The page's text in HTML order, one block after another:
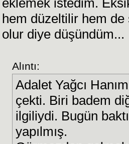
eklemek istedim.
hem düzeltilir hem de
olur diye düşündüm...
Alıntı:
Adalet Yağcı
çekti. Biri badem
ilgiliydi. Bugün
yapılmış.